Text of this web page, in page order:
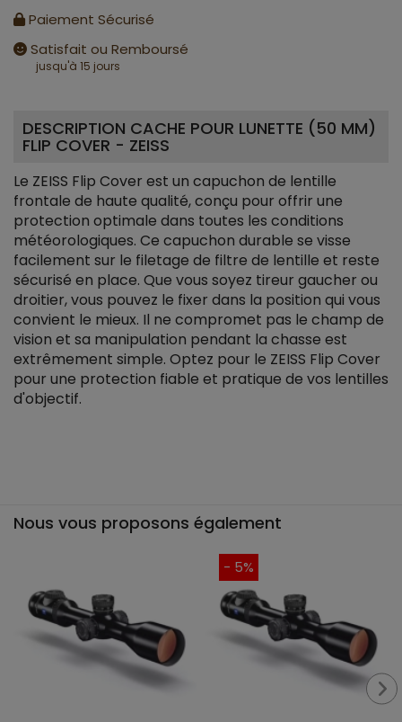
Paiement Sécurisé
Satisfait ou Remboursé
jusqu'à 15 jours
DESCRIPTION CACHE POUR LUNETTE (50 MM)
FLIP COVER - ZEISS
Le ZEISS Flip Cover est un capuchon de lentille
frontale de haute qualité, conçu pour offrir une
protection optimale dans toutes les conditions
météorologiques. Ce capuchon durable se visse
facilement sur le filetage de filtre de lentille et reste
sécurisé en place. Que vous soyez tireur gaucher ou
droitier, vous pouvez le fixer dans la position qui vous
convient le mieux. Il ne compromet pas le champ de
vision et sa manipulation pendant la chasse est
extrêmement simple. Optez pour le ZEISS Flip Cover
pour une protection fiable et pratique de vos lentilles
d'objectif.
Nous vous proposons également
- 5%